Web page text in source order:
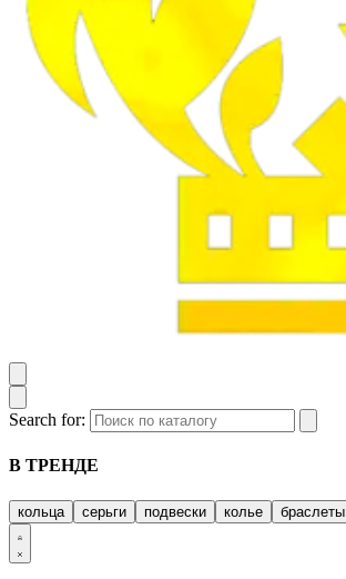
Search for:
В ТРЕНДЕ
кольца серьги подвески колье браслеты